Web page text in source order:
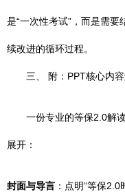
是“一次性考试”，而是需
续改进的循环过程。
三、 附：PPT核心内
一份专业的等保2.0解
展开：
封面与导言 ：点明“等保